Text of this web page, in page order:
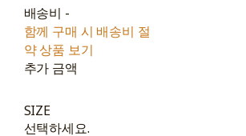
배송비 -
함께 구매 시 배송비 절
약 상품 보기
추가 금액
SIZE
선택하세요.